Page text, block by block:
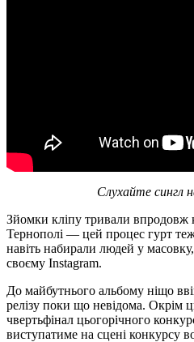
Слухайте сингл
Зйомки кліпу тривали впродовж
Тернополі — цей процес гурт
навіть набирали людей у
своєму Instagram.
До майбутнього альбому ніщо
релізу поки що невідома. Окрім
чвертьфінал цьогорічного
виступатиме на сцені конкурсу